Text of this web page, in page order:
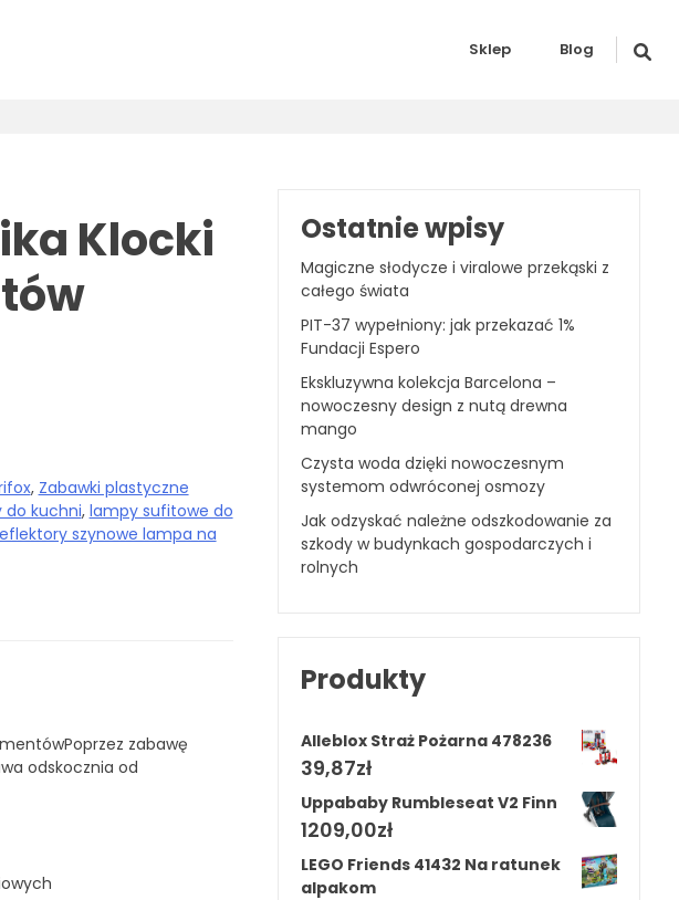
Sklep Blog
Klocki
, Zabawki plastyczne
do kuchni, lampy sufitowe do
szynowe lampa na
zabawę
odskocznia od
Ostatnie wpisy
Magiczne słodycze i viralowe przekąski z
całego świata
PIT-37 wypełniony: jak przekazać 1%
Fundacji Espero
Ekskluzywna kolekcja Barcelona –
nowoczesny design z nutą drewna
mango
Czysta woda dzięki nowoczesnym
systemom odwróconej osmozy
Jak odzyskać należne odszkodowanie za
szkody w budynkach gospodarczych i
rolnych
Produkty
Alleblox Straż Pożarna 478236
39,87zł
Uppababy Rumbleseat V2 Finn
1209,00zł
LEGO Friends 41432 Na ratunek
alpakom